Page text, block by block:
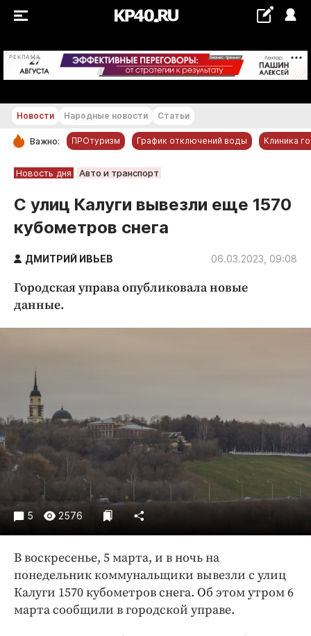
РЕКЛАМА +20...+21 °С
РУБРИКИ
Обнинск
Новости компаний
Статьи
Народные новости
Благоустройство
Общество
Погода
Праздники
Происшествия
Спорт
Экономика и бизнес
ПРОЕКТЫ
Блоги
Издания
Медиаперсона
Новости Народные новости Статьи
Важно: ПРОтуризм График отключений воды Клиника
Новость дня Авто и транспорт
С улиц Калуги вывезли еще 1570
кубометров снега
ДМИТРИЙ ИВЬЕВ 06.03.2023, 09:08
Городская управа опубликовала новые
данные.
5 2576
В воскресенье, 5 марта, и в ночь на
понедельник коммунальщики вывезли с улиц
Калуги 1570 кубометров снега. Об этом утром 6
марта сообщили в городской управе.